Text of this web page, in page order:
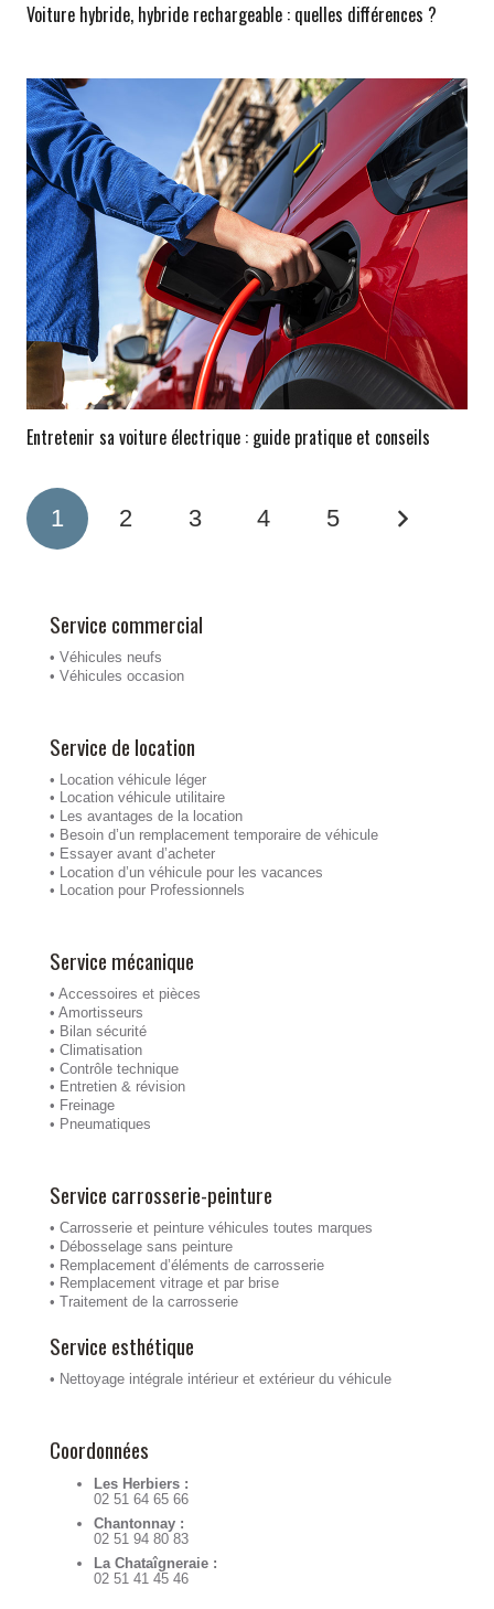
Voiture hybride, hybride rechargeable : quelles différences ?
Entretenir sa voiture électrique : guide pratique et conseils
1 2 3 4 5
Service commercial
• Véhicules neufs
• Véhicules occasion
Service de location
• Location véhicule léger
• Location véhicule utilitaire
• Les avantages de la location
• Besoin d’un remplacement temporaire de véhicule
• Essayer avant d’acheter
• Location d’un véhicule pour les vacances
• Location pour Professionnels
Service mécanique
• Accessoires et pièces
• Amortisseurs
• Bilan sécurité
• Climatisation
• Contrôle technique
• Entretien & révision
• Freinage
• Pneumatiques
Service carrosserie-peinture
• Carrosserie et peinture véhicules toutes marques
• Débosselage sans peinture
• Remplacement d’éléments de carrosserie
• Remplacement vitrage et par brise
• Traitement de la carrosserie
Service esthétique
• Nettoyage intégrale intérieur et extérieur du véhicule
Coordonnées
Les Herbiers :
02 51 64 65 66
Chantonnay :
02 51 94 80 83
La Chataîgneraie :
02 51 41 45 46